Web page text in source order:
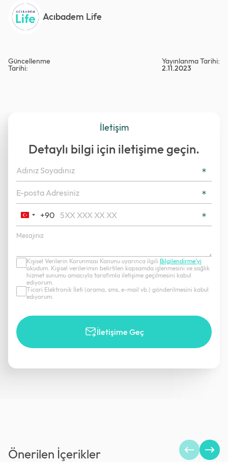
Acıbadem Life
Güncellenme
Tarihi:
Yayınlanma Tarihi:
2.11.2023
İletişim
Detaylı bilgi için iletişime geçin.
Turkey
+90
+90
Kişisel Verilerin Korunması Kanunu uyarınca ilgili Bilgilendirme’yi
okudum. Kişisel verilerimin belirtilen kapsamda işlenmesini ve sağlık
hizmet sunumu amacıyla tarafımla iletişime geçilmesini kabul
ediyorum.
Ticari Elektronik İleti (arama, sms, e-mail vb.) gönderilmesini kabul
ediyorum.
İletişime Geç
Önerilen İçerikler